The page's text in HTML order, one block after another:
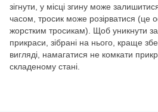
зігнути, у місці згину може
часом, тросик може розірватися (це
жорстким тросикам). Щоб уникнути
прикраси, зібрані на нього, краще
вигляді, намагатися не комкати
складеному стані.